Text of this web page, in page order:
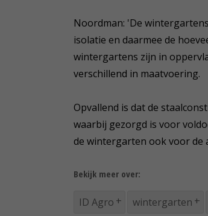
Noordman: 'De
isolatie en daarmee de
wintergartens zijn in
verschillend in maatvoering.
Opvallend is dat de
waarbij gezorgd is voor
de wintergarten ook voor de
Bekijk meer over:
ID Agro wintergarten